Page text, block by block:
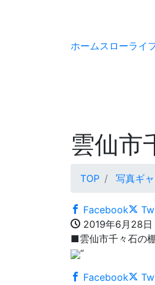
ホームスローライ
雲仙市
TOP 写真ギ
Facebook
2019年6月28日
■雲仙市千々石の
“
Facebook